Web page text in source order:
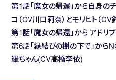
第1話「魔女の帰還」から自身の
コ（CV川口莉奈）とモリヒト（CV
第1話「魔女の帰還」から アドリ
第6話「縁結びの樹の下で」から
羅ちゃん(CV高橋李依)